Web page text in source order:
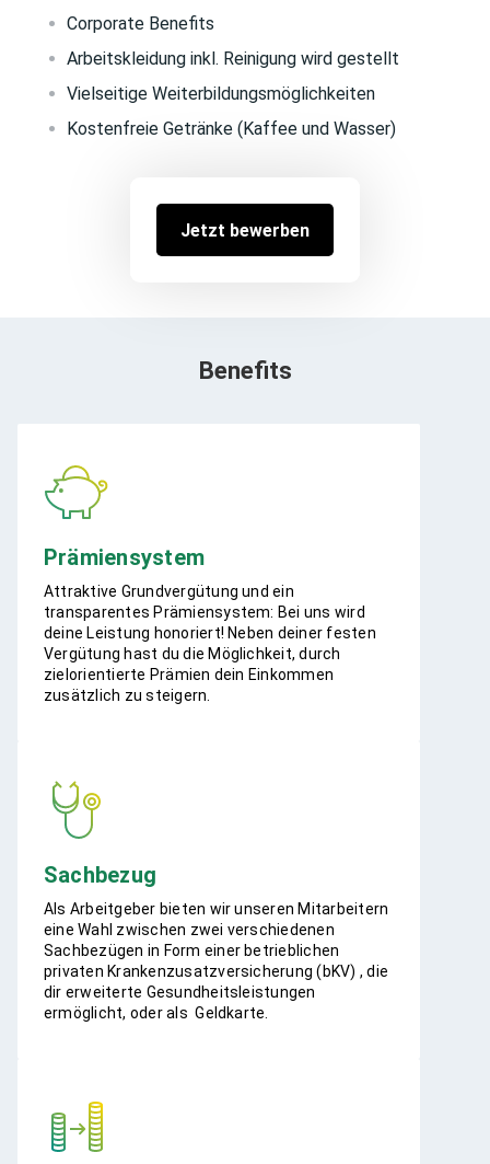
Corporate Benefits
Arbeitskleidung inkl. Reinigung wird gestellt
Vielseitige Weiterbildungsmöglichkeiten
Kostenfreie Getränke (Kaffee und Wasser)
Jetzt bewerben
Benefits
Prämiensystem
Attraktive Grundvergütung und ein
transparentes Prämiensystem: Bei uns wird
deine Leistung honoriert! Neben deiner festen
Vergütung hast du die Möglichkeit, durch
zielorientierte Prämien dein Einkommen
zusätzlich zu steigern.​​
Sachbezug
Als Arbeitgeber bieten wir unseren Mitarbeitern
eine Wahl zwischen zwei verschiedenen
Sachbezügen in Form einer betrieblichen
privaten Krankenzusatzversicherung (bKV) , die
dir erweiterte Gesundheitsleistungen
ermöglicht, oder als Geldkarte. ​​